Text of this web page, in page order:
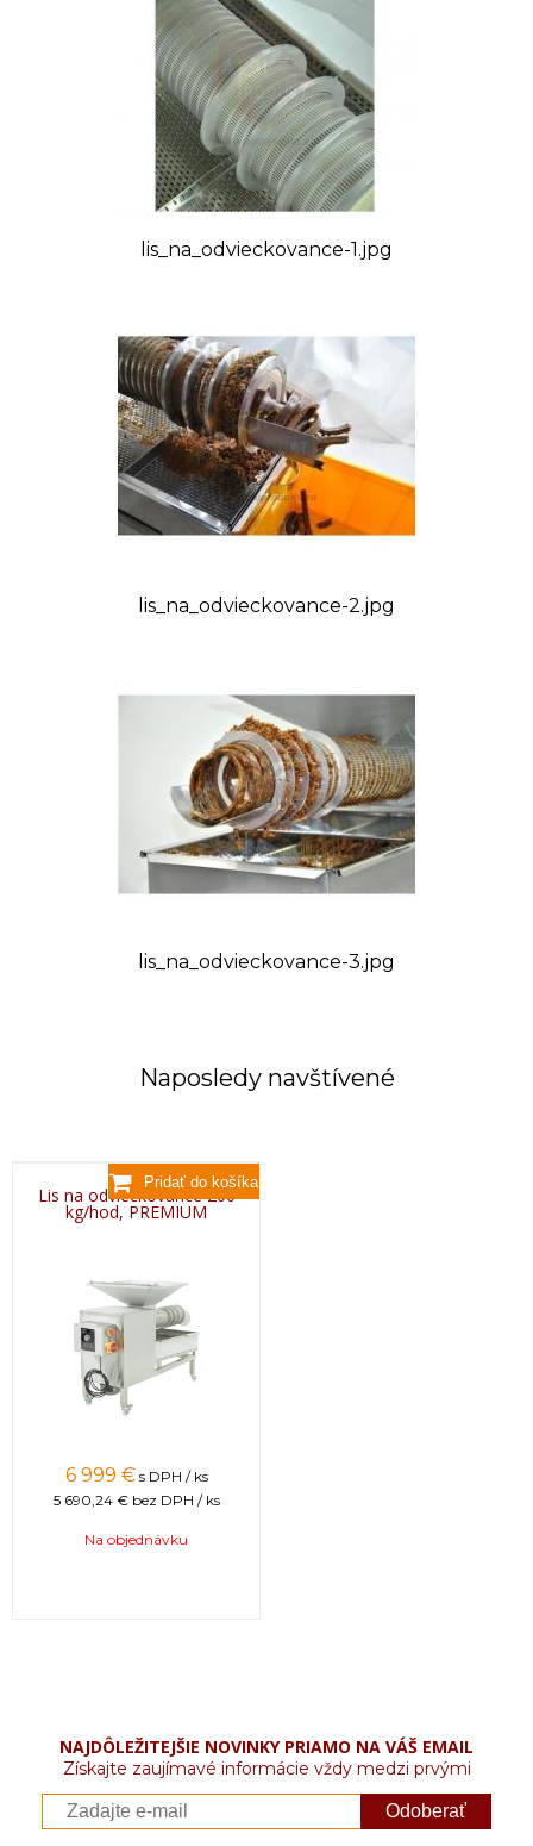
lis_na_odvieckovance-1.jpg
lis_na_odvieckovance-2.jpg
lis_na_odvieckovance-3.jpg
Naposledy navštívené
Lis na odviečkovance 200
kg/hod, PREMIUM
6 999 € s DPH / ks
5 690,24 € bez DPH / ks
Na objednávku
NAJDÔLEŽITEJŠIE NOVINKY PRIAMO NA VÁŠ EMAIL
Získajte zaujímavé informácie vždy medzi prvými
Odoberať